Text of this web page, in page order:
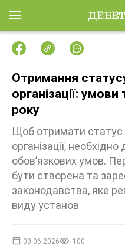
Отримання
організації:
року
Щоб отримати статус
організації,
обов’язкових умов.
бути створена та
законодавства, яке
виду установ
03.06.2026 100